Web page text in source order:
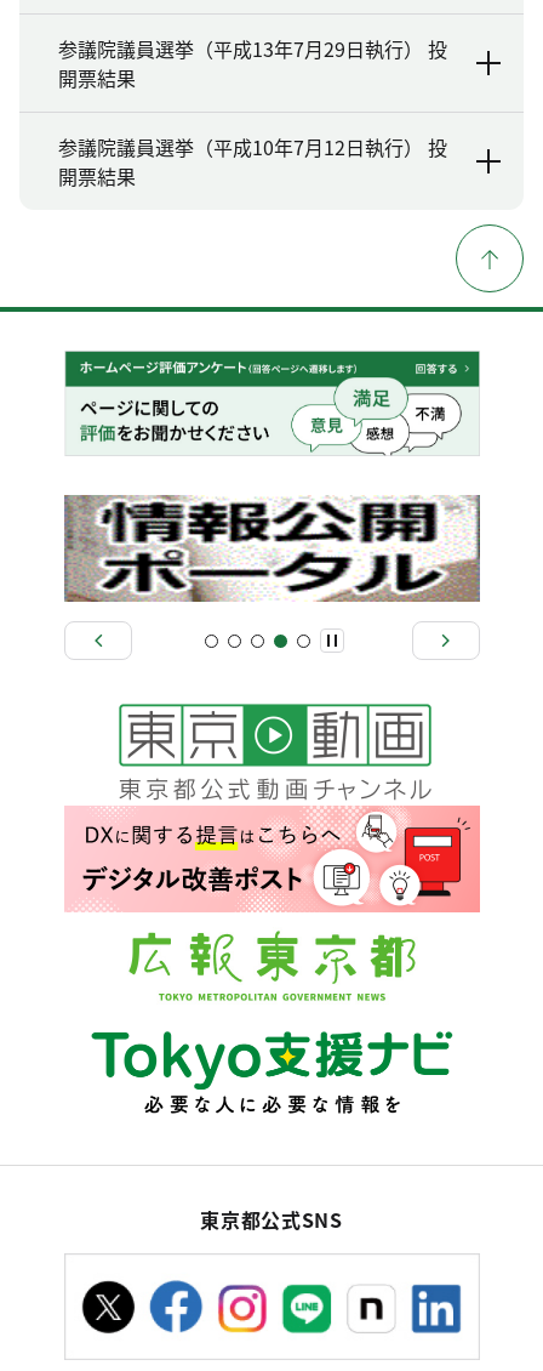
参議院議員選挙（平成13年7月29日執行） 投
開票結果
参議院議員選挙（平成10年7月12日執行） 投
開票結果
東京都公式SNS